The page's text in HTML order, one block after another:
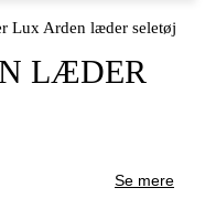
Lux Arden læder seletøj
LÆDER
Se mere